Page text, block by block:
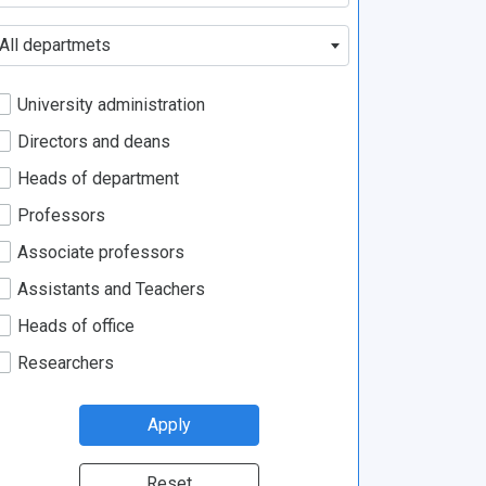
All departmets
University administration
Directors and deans
Heads of department
Professors
Associate professors
Assistants and Teachers
Heads of office
Researchers
Apply